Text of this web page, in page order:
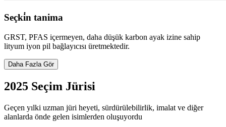
Seçki̇n tanima
GRST, PFAS içermeyen, daha düşük karbon ayak izine sahip
lityum iyon pil bağlayıcısı üretmektedir.
Daha Fazla Gör
2025 Seçim Jürisi
Geçen yılki uzman jüri heyeti, sürdürülebilirlik, imalat ve diğer
alanlarda önde gelen isimlerden oluşuyordu